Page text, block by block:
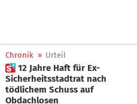
Chronik » Urteil
 12 Jahre Haft für Ex-
Sicherheitsstadtrat nach
tödlichem Schuss auf
Obdachlosen